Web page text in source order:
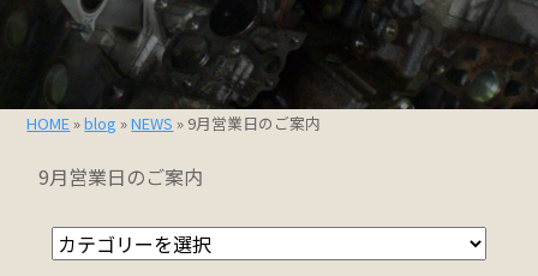
HOME»blog »NEWS » 9月営業日のご案内
9月営業日のご案内